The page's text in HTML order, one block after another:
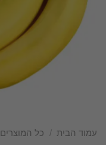
עמוד הבית / כל המוצרים